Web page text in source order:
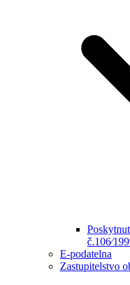
E-podatelna
Zastupitelstvo